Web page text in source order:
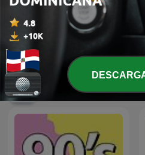
Más podcasts